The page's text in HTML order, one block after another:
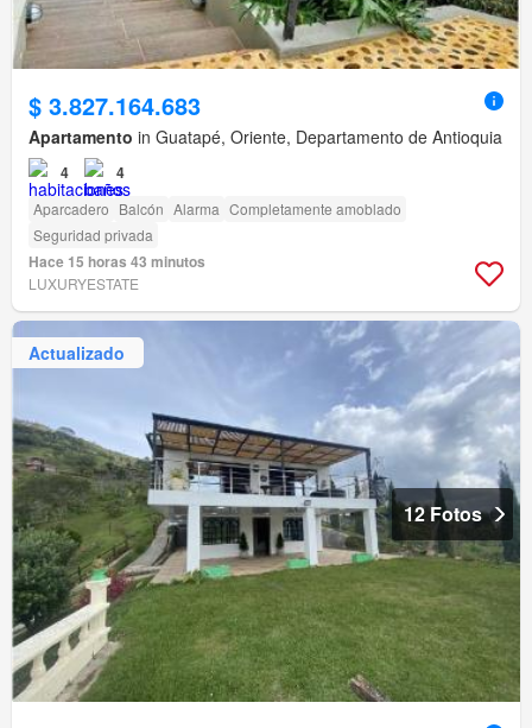
$ 3.827.164.683
Apartamento in Guatapé, Oriente, Departamento de Antioquia
4 4
Aparcadero Balcón Alarma Completamente amoblado
Seguridad privada
Hace 15 horas 43 minutos
LUXURYESTATE
Actualizado
12 Fotos